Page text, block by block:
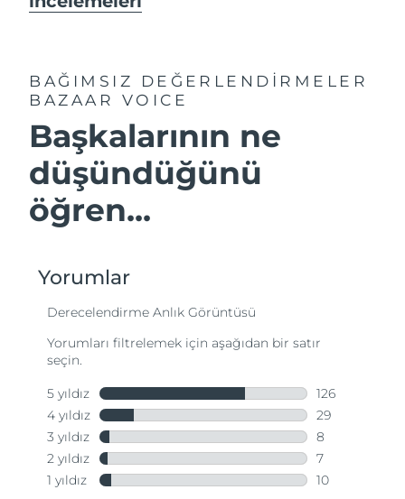
BAĞIMSIZ DEĞERLENDİRMELER
BAZAAR VOICE
Başkalarının ne
düşündüğünü
öğren...